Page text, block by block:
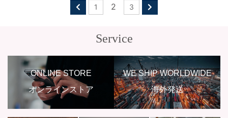
1 2 3
Service
ONLINE STORE
オンラインストア
WE SHIP WORLDWIDE
海外発送